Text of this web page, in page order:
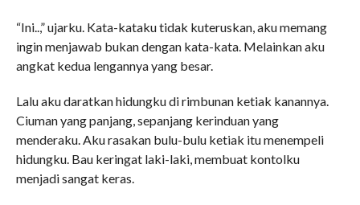
“Ini..,” ujarku. Kata-kataku tidak kuteruskan, aku memang
ingin menjawab bukan dengan kata-kata. Melainkan aku
angkat kedua lengannya yang besar.
Lalu aku daratkan hidungku di rimbunan ketiak kanannya.
Ciuman yang panjang, sepanjang kerinduan yang
menderaku. Aku rasakan bulu-bulu ketiak itu menempeli
hidungku. Bau keringat laki-laki, membuat kontolku
menjadi sangat keras.